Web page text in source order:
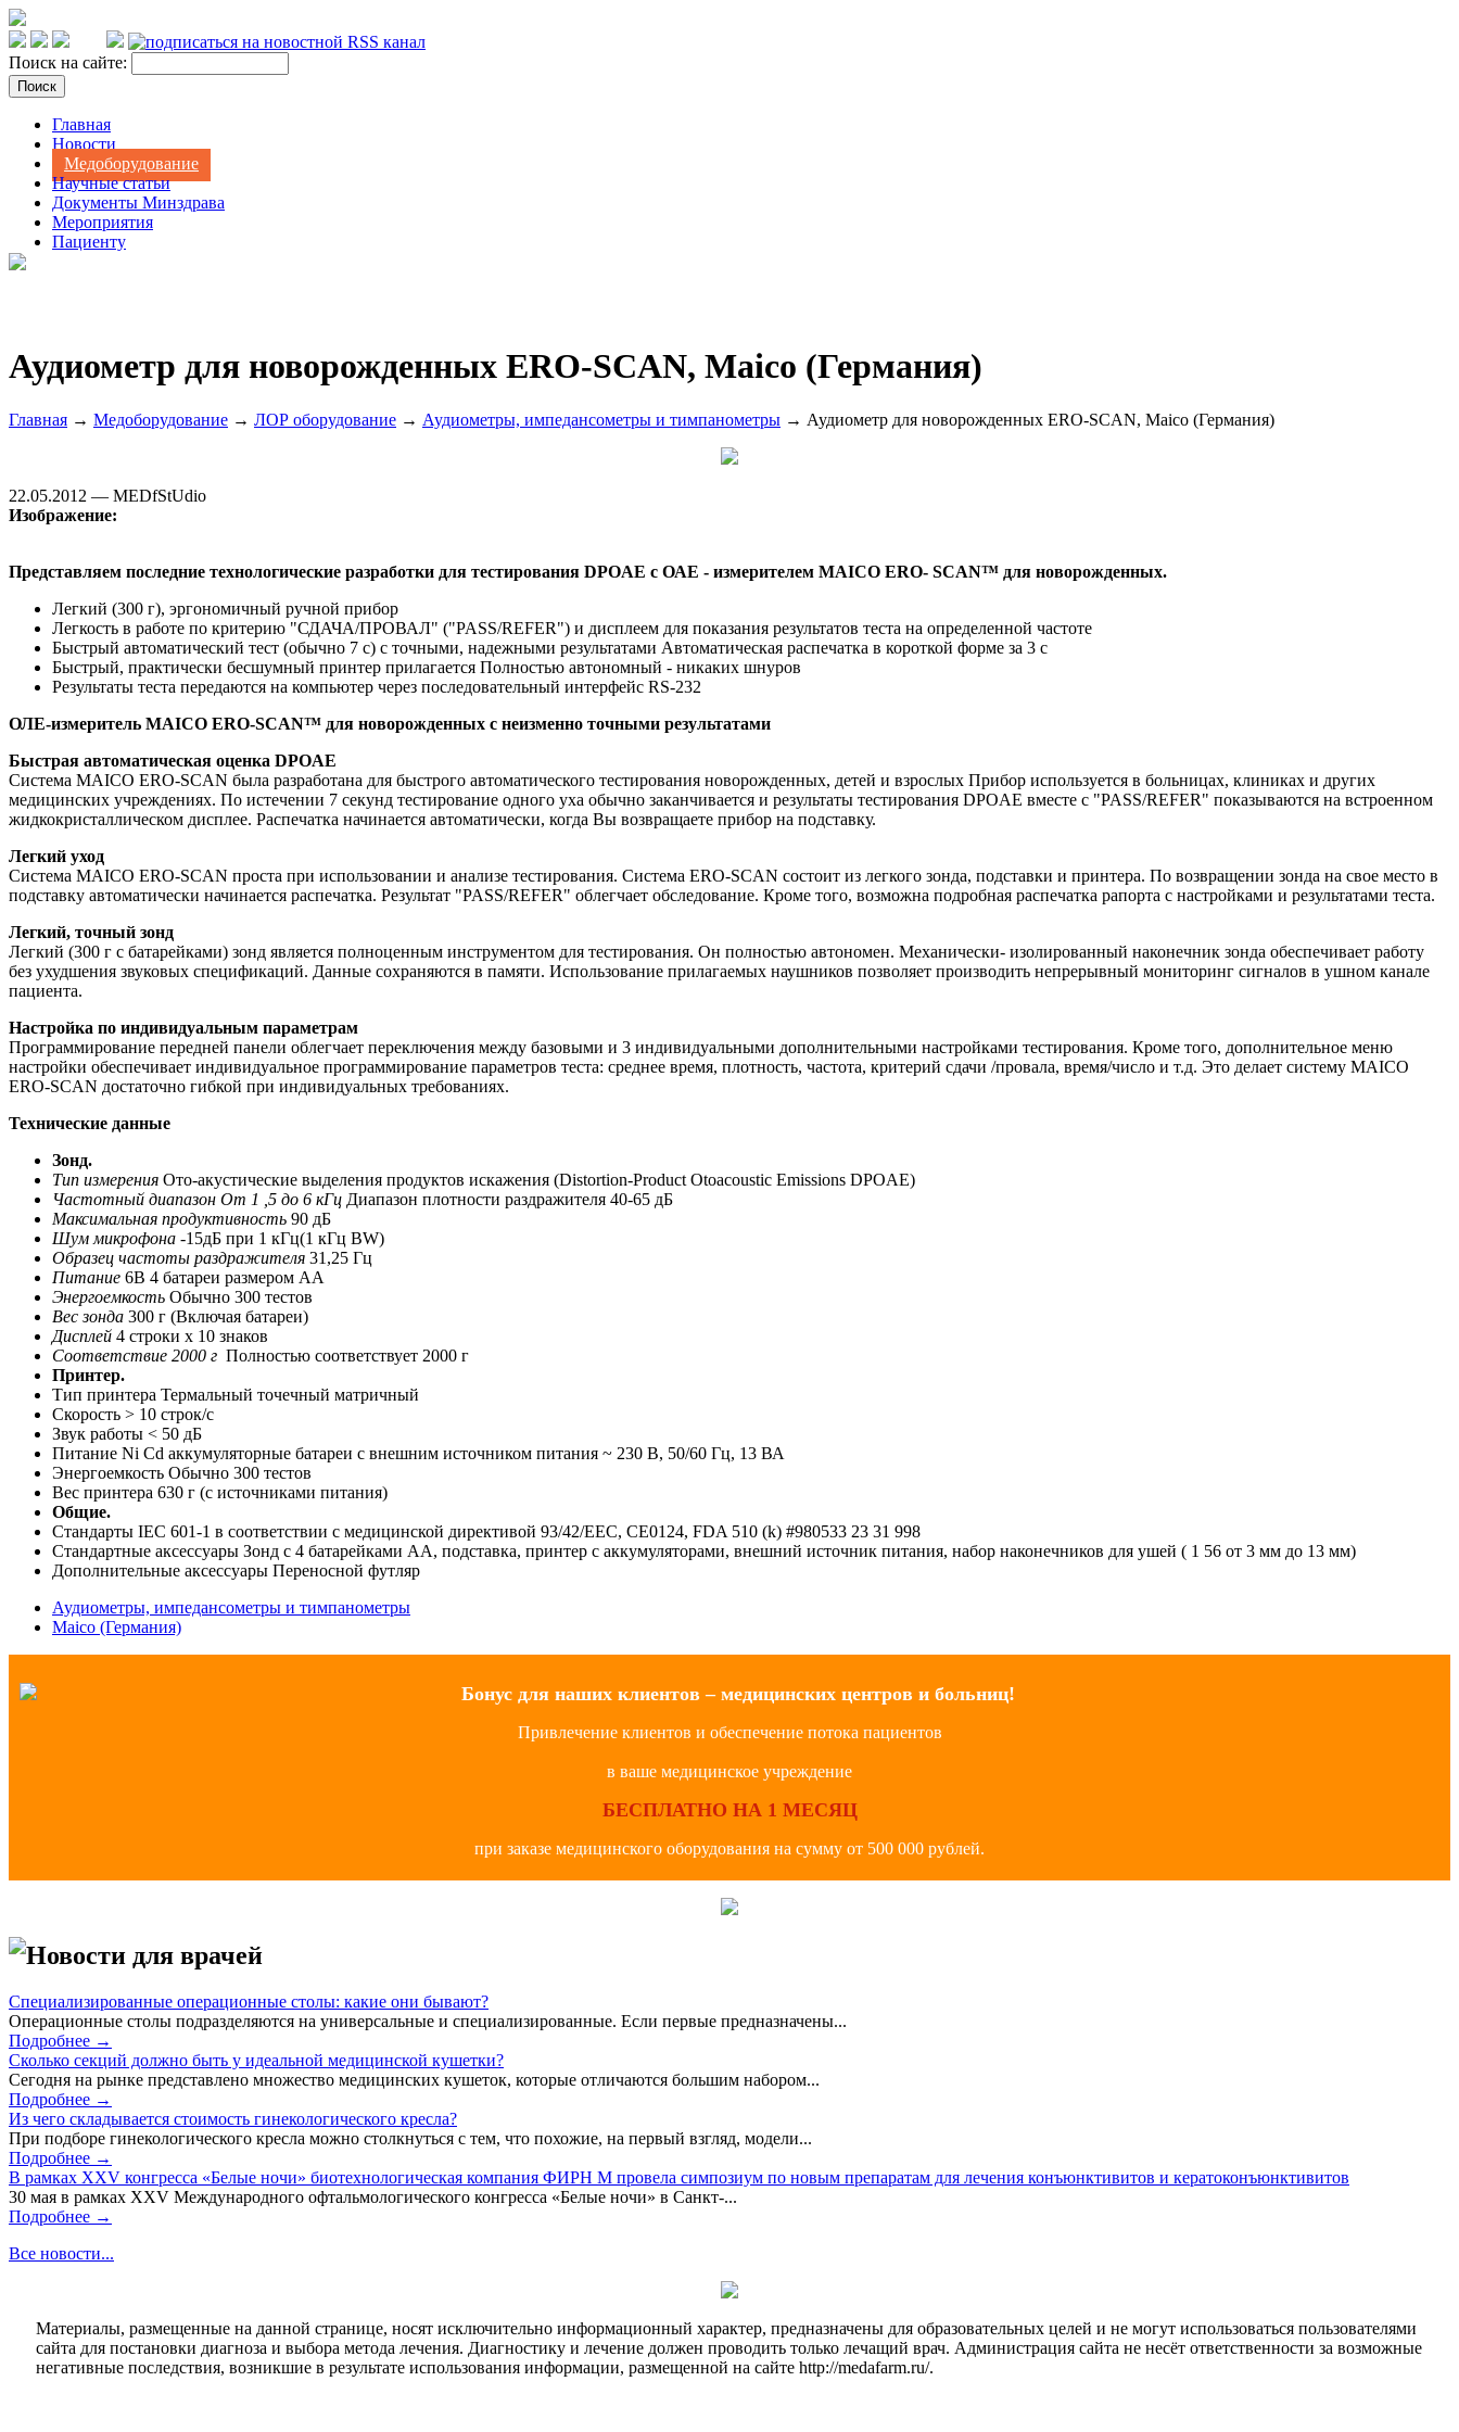
Поиск на сайте:
Главная
Новости
Медоборудование
Научные статьи
Документы Минздрава
Мероприятия
Пациенту
Аудиометр для новорожденных ERO-SCAN, Maico (Германия)
Главная → Медоборудование → ЛОР оборудование → Аудиометры, импедансометры и тимпанометры → Аудиометр для новорожденных ERO-SCAN, Maico (Германия)
22.05.2012 — MEDfStUdio
Изображение:
Представляем последние технологические разработки для тестирования DPOAE с ОАЕ - измерителем MAICO ERO- SCAN™ для новорожденных.
Легкий (300 г), эргономичный ручной прибор
Легкость в работе по критерию "СДАЧА/ПРОВАЛ" ("PASS/REFER") и дисплеем для показания результатов теста на определенной частоте
Быстрый автоматический тест (обычно 7 с) с точными, надежными результатами Автоматическая распечатка в короткой форме за 3 с
Быстрый, практически бесшумный принтер прилагается Полностью автономный - никаких шнуров
Результаты теста передаются на компьютер через последовательный интерфейс RS-232
ОЛЕ-измеритель MAICO ERO-SCAN™ для новорожденных с неизменно точными результатами
Быстрая автоматическая оценка DPOAE
Система MAICO ERO-SCAN была разработана для быстрого автоматического тестирования новорожденных, детей и взрослых Прибор используется в больницах, клиниках и других
медицинских учреждениях. По истечении 7 секунд тестирование одного уха обычно заканчивается и результаты тестирования DPOAE вместе с "PASS/REFER" показываются на встроенном
жидкокристаллическом дисплее. Распечатка начинается автоматически, когда Вы возвращаете прибор на подставку.
Легкий уход
Система MAICO ERO-SCAN проста при использовании и анализе тестирования. Система ERO-SCAN состоит из легкого зонда, подставки и принтера. По возвращении зонда на свое место в
подставку автоматически начинается распечатка. Результат "PASS/REFER" облегчает обследование. Кроме того, возможна подробная распечатка рапорта с настройками и результатами теста.
Легкий, точный зонд
Легкий (300 г с батарейками) зонд является полноценным инструментом для тестирования. Он полностью автономен. Механически- изолированный наконечник зонда обеспечивает работу
без ухудшения звуковых спецификаций. Данные сохраняются в памяти. Использование прилагаемых наушников позволяет производить непрерывный мониторинг сигналов в ушном канале
пациента.
Настройка по индивидуальным параметрам
Программирование передней панели облегчает переключения между базовыми и 3 индивидуальными дополнительными настройками тестирования. Кроме того, дополнительное меню
настройки обеспечивает индивидуальное программирование параметров теста: среднее время, плотность, частота, критерий сдачи /провала, время/число и т.д. Это делает систему MAICO
ERO-SCAN достаточно гибкой при индивидуальных требованиях.
Технические данные
Зонд.
Тип измерения Ото-акустические выделения продуктов искажения (Distortion-Product Otoacoustic Emissions DPOAE)
Частотный диапазон От 1 ,5 до 6 кГц Диапазон плотности раздражителя 40-65 дБ
Максимальная продуктивность 90 дБ
Шум микрофона -15дБ при 1 кГц(1 кГц BW)
Образец частоты раздражителя 31,25 Гц
Питание 6В 4 батареи размером АА
Энергоемкость Обычно 300 тестов
Вес зонда 300 г (Включая батареи)
Дисплей 4 строки х 10 знаков
Соответствие 2000 г Полностью соответствует 2000 г
Принтер.
Тип принтера Термальный точечный матричный
Скорость > 10 строк/с
Звук работы < 50 дБ
Питание Ni Cd аккумуляторные батареи с внешним источником питания ~ 230 В, 50/60 Гц, 13 ВА
Энергоемкость Обычно 300 тестов
Вес принтера 630 г (с источниками питания)
Общие.
Стандарты IEC 601-1 в соответствии с медицинской директивой 93/42/ЕЕС, СЕ0124, FDA 510 (k) #980533 23 31 998
Стандартные аксессуары Зонд с 4 батарейками АА, подставка, принтер с аккумуляторами, внешний источник питания, набор наконечников для ушей ( 1 56 от 3 мм до 13 мм)
Дополнительные аксессуары Переносной футляр
Аудиометры, импедансометры и тимпанометры
Maico (Германия)
Бонус для наших клиентов – медицинских центров и больниц!
Привлечение клиентов и обеспечение потока пациентов
в ваше медицинское учреждение
БЕСПЛАТНО НА 1 МЕСЯЦ
при заказе медицинского оборудования на сумму от 500 000 рублей.
Новости для врачей
Специализированные операционные столы: какие они бывают?
Операционные столы подразделяются на универсальные и специализированные. Если первые предназначены...
Подробнее →
Сколько секций должно быть у идеальной медицинской кушетки?
Сегодня на рынке представлено множество медицинских кушеток, которые отличаются большим набором...
Подробнее →
Из чего складывается стоимость гинекологического кресла?
При подборе гинекологического кресла можно столкнуться с тем, что похожие, на первый взгляд, модели...
Подробнее →
В рамках XXV конгресса «Белые ночи» биотехнологическая компания ФИРН М провела симпозиум по новым препаратам для лечения конъюнктивитов и кератоконъюнктивитов
30 мая в рамках XXV Международного офтальмологического конгресса «Белые ночи» в Санкт-...
Подробнее →
Все новости...
Материалы, размещенные на данной странице, носят исключительно информационный характер, предназначены для образовательных целей и не могут использоваться пользователями
сайта для постановки диагноза и выбора метода лечения. Диагностику и лечение должен проводить только лечащий врач. Администрация сайта не несёт ответственности за возможные
негативные последствия, возникшие в результате использования информации, размещенной на сайте http://medafarm.ru/.